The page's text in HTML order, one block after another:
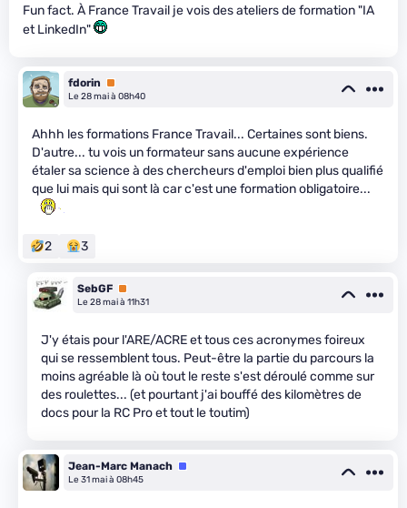
Fun fact. À France Travail je vois des ateliers de formation "IA
et LinkedIn"
fdorin
Premium
Le 28 mai à 08h40
Ahhh les formations France Travail... Certaines sont biens.
D'autre... tu vois un formateur sans aucune expérience
étaler sa science à des chercheurs d'emploi bien plus qualifié
que lui mais qui sont là car c'est une formation obligatoire...
2 3
SebGF Premium
Le 28 mai à 11h31
J'y étais pour l'ARE/ACRE et tous ces acronymes foireux
qui se ressemblent tous. Peut-être la partie du parcours la
moins agréable là où tout le reste s'est déroulé comme sur
des roulettes... (et pourtant j'ai bouffé des kilomètres de
docs pour la RC Pro et tout le toutim)
Jean-Marc Manach Équipe
Le 31 mai à 08h45